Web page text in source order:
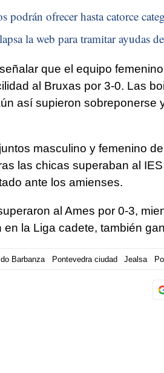
podrán ofrecer hasta catorce
la web para tramitar ayudas
que el equipo
al Bruxas por 3-0. Las
así supieron sobreponerse
masculino y femenino
las chicas superaban al
ante los amienses.
al Ames por 0-3,
la Liga cadete, también
Barbanza Pontevedra ciudad Jealsa